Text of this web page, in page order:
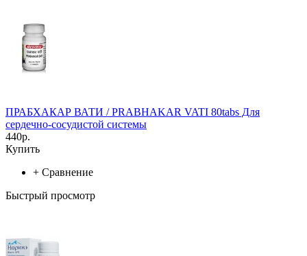
ПРАБХАКАР ВАТИ / PRABHAKAR VATI 80tabs Для
сердечно-сосудистой системы
440р.
Купить
+ Сравнение
Быстрый просмотр